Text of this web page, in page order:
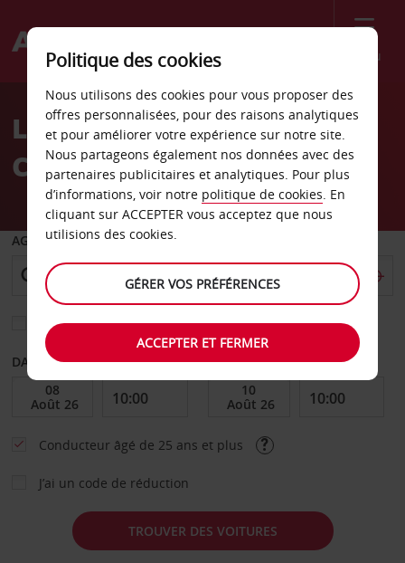
Menu
Welcome
AvisLocation de voiture à
Copenhague
AGENCE DE DÉPART
Sélectionnez une autre agence de retour
DATE DE DÉBUT DATE DE FIN
Conducteur âgé de 25 ans et plus
J’ai un code de réduction
TROUVER DES VOITURES
Politique des cookies
Nous utilisons des cookies pour vous proposer des
offres personnalisées, pour des raisons analytiques
et pour améliorer votre expérience sur notre site.
Nous partageons également nos données avec des
partenaires publicitaires et analytiques. Pour plus
d’informations, voir notre politique de cookies. En
cliquant sur ACCEPTER vous acceptez que nous
utilisions des cookies.
GÉRER VOS PRÉFÉRENCES
ACCEPTER ET FERMER